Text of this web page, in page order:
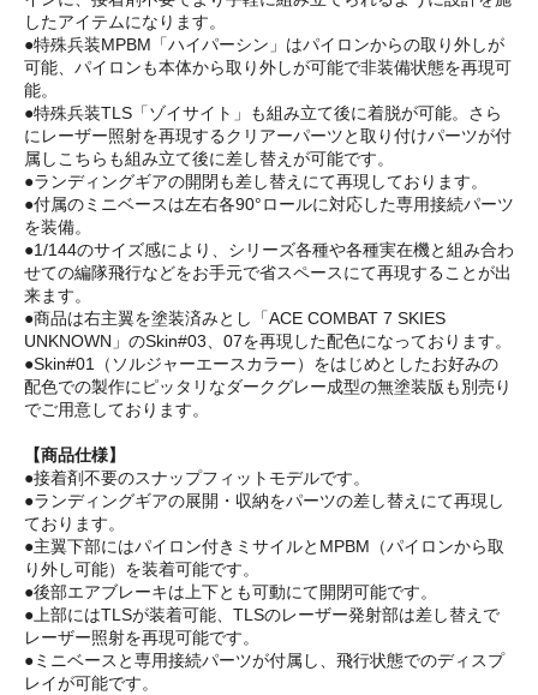
したアイテムになります。
●特殊兵装MPBM「ハイパーシン」はパイロンからの取り外しが
可能、パイロンも本体から取り外しが可能で非装備状態を再現可
能。
●特殊兵装TLS「ゾイサイト」も組み立て後に着脱が可能。さら
にレーザー照射を再現するクリアーパーツと取り付けパーツが付
属しこちらも組み立て後に差し替えが可能です。
●ランディングギアの開閉も差し替えにて再現しております。
●付属のミニベースは左右各90°ロールに対応した専用接続パーツ
を装備。
●1/144のサイズ感により、シリーズ各種や各種実在機と組み合わ
せての編隊飛行などをお手元で省スペースにて再現することが出
来ます。
●商品は右主翼を塗装済みとし「ACE COMBAT 7 SKIES
UNKNOWN」のSkin#03、07を再現した配色になっております。
●Skin#01（ソルジャーエースカラー）をはじめとしたお好みの
配色での製作にピッタリなダークグレー成型の無塗装版も別売り
でご用意しております。
【商品仕様】
●接着剤不要のスナップフィットモデルです。
●ランディングギアの展開・収納をパーツの差し替えにて再現し
ております。
●主翼下部にはパイロン付きミサイルとMPBM（パイロンから取
り外し可能）を装着可能です。
●後部エアブレーキは上下とも可動にて開閉可能です。
●上部にはTLSが装着可能、TLSのレーザー発射部は差し替えで
レーザー照射を再現可能です。
●ミニベースと専用接続パーツが付属し、飛行状態でのディスプ
レイが可能です。